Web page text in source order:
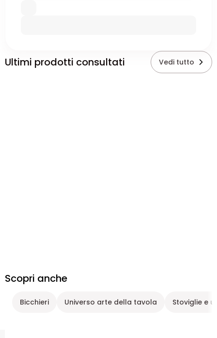
Ultimi prodotti consultati Vedi tutto
Scopri anche
Bicchieri Universo arte della tavola Stoviglie e